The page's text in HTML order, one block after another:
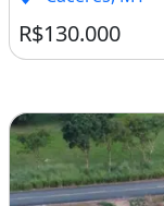
R$130.000